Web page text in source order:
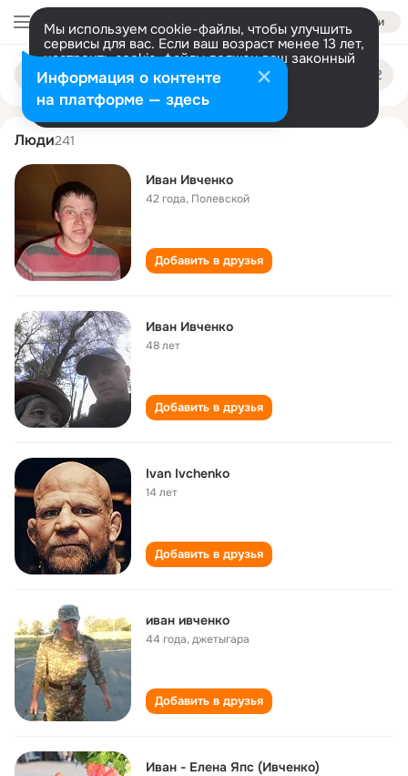
Войти
Мы используем cookie-файлы, чтобы улучшить
сервисы для вас. Если ваш возраст менее 13 лет,
настроить cookie-файлы должен ваш законный
представитель. Больше информации
Разрешить все Настроить
Поиск
людям
ivan ivchenko
Люди241
Иван Ивченко
42 года, Полевской
Добавить в друзья
Иван Ивченко
48 лет
Добавить в друзья
Ivan Ivchenko
14 лет
Добавить в друзья
иван ивченко
44 года,джетыгара
Добавить в друзья
Иван - Елена Япс (Ивченко)
Информация о контенте
на платформе — здесь